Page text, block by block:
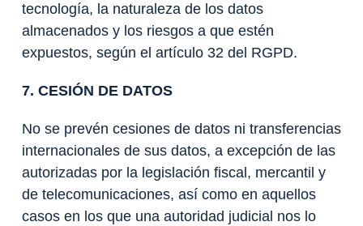
tecnología, la naturaleza de los datos
almacenados y los riesgos a que estén
expuestos, según el artículo 32 del RGPD.
7. CESIÓN DE DATOS
No se prevén cesiones de datos ni transferencias
internacionales de sus datos, a excepción de las
autorizadas por la legislación fiscal, mercantil y
de telecomunicaciones, así como en aquellos
casos en los que una autoridad judicial nos lo